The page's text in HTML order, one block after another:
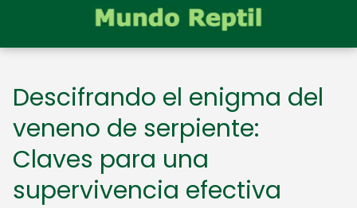
Descifrando el enigma del
veneno de serpiente:
Claves para una
supervivencia efectiva